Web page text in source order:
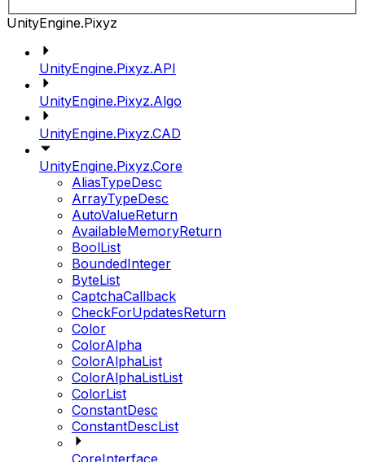
UnityEngine.Pixyz
UnityEngine.Pixyz.API
UnityEngine.Pixyz.Algo
UnityEngine.Pixyz.CAD
UnityEngine.Pixyz.Core
AliasTypeDesc
ArrayTypeDesc
AutoValueReturn
AvailableMemoryReturn
BoolList
BoundedInteger
ByteList
CaptchaCallback
CheckForUpdatesReturn
Color
ColorAlpha
ColorAlphaList
ColorAlphaListList
ColorList
ConstantDesc
ConstantDescList
CoreInterface